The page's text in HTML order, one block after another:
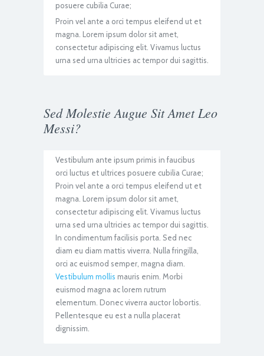
posuere cubilia Curae;
Proin vel ante a orci tempus eleifend ut et
magna. Lorem ipsum dolor sit amet,
consectetur adipiscing elit. Vivamus luctus
urna sed urna ultricies ac tempor dui sagittis.
Sed Molestie Augue Sit Amet Leo
Messi?
Vestibulum ante ipsum primis in faucibus
orci luctus et ultrices posuere cubilia Curae;
Proin vel ante a orci tempus eleifend ut et
magna. Lorem ipsum dolor sit amet,
consectetur adipiscing elit. Vivamus luctus
urna sed urna ultricies ac tempor dui sagittis.
In condimentum facilisis porta. Sed nec
diam eu diam mattis viverra. Nulla fringilla,
orci ac euismod semper, magna diam.
Vestibulum mollis mauris enim. Morbi
euismod magna ac lorem rutrum
elementum. Donec viverra auctor lobortis.
Pellentesque eu est a nulla placerat
dignissim.